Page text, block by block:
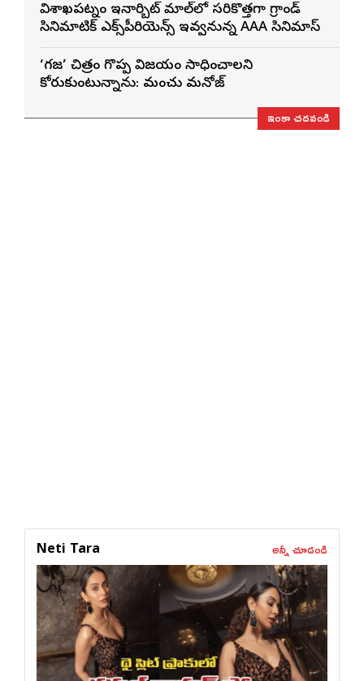
విశాఖ‌పట్నం ఇనార్బిట్ మాల్‌లో స‌రికొత్తగా గ్రాండ్
సినిమాటిక్ ఎక్స్‌పీరియెన్స్ ఇవ్వ‌నున్న AAA సినిమాస్‌
‘గజ’ చిత్రం గొప్ప విజయం సాధించాలని
కోరుకుంటున్నాను: మంచు మనోజ్
ఇంకా చదవండి
Neti Tara అన్నీ చూడండి